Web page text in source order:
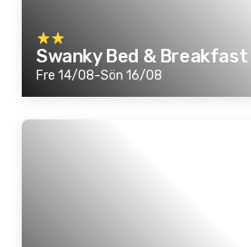
Swanky Bed & Breakfast
Fre 14/08-Sön 16/08